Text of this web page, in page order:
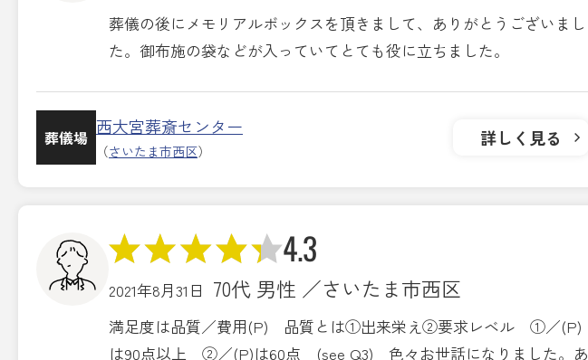
葬儀の後にメモリアルボックスを頂きまして、ありがとうございまし
た。御布施の袋などが入っていてとても役に立ちました。
葬儀場 西大宮葬斎センター
（さいたま市西区）
詳しく見る
4.3
2021年8月31日 70代 男性 ／さいたま市西区
満足度は品質／費用(P) 品質とは①出来栄え②要求レベル ①／(P)
は90点以上 ②／(P)は60点 (see Q3) 色々お世話になりました。あ